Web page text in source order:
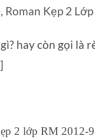
Roman Kẹp 2
hay còn gọi là